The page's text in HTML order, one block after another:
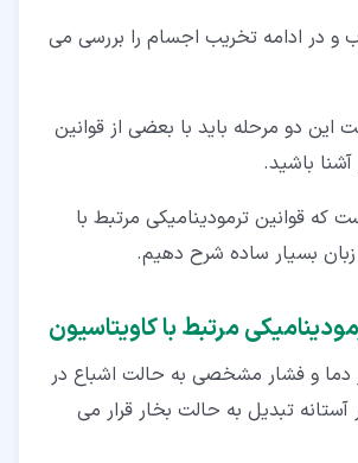
و در ادامه تخریب اجسام را بررسی می
این دو مرحله باید با بعضی از قوانین
آشنا باشید.
که قوانین ترمودینامیکی مرتبط با
زبان بسیار ساده شرح دهیم.
دما و فشار مشخصی به حالت اشباع در
تبدیل به حالت بخار قرار می